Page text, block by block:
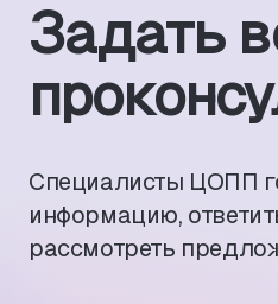
Задать
Специалисты ЦОПП
информацию,
рассмотреть